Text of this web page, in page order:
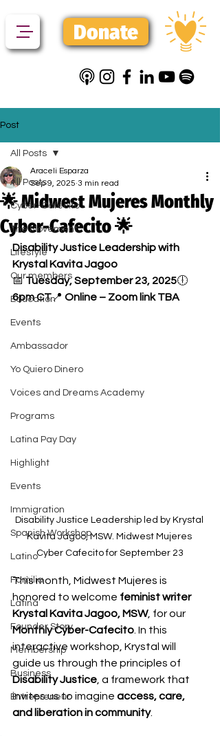
Donate
Post
All Posts
Cyber-Cafecito
The Movement
Lifestyle
Our members
Education
Events
Ambassador
Yo Quiero Dinero
Voices and Dreams Academy
Programs
Latina Pay Day
Highlight
Events
Immigration
Spanish Workshop
Latino
Familia
Latina
Founder Story
Membership
Business
Entrepreneur
All Posts
🌟 Midwest Mujeres Monthly
Cyber-Cafecito 🌟
Araceli Esparza
Sep 9, 2025 3 min read
Disability Justice Leadership with
Krystal Kavita Jagoo
📅 Tuesday, September 23, 2025🕕
6pm CT📍 Online – Zoom link TBA
Disability Justice Leadership led by Krystal
Kavita Jagoo, MSW. Midwest Mujeres
Cyber Cafecito for September 23
This month, Midwest Mujeres is
honored to welcome feminist writer
Krystal Kavita Jagoo, MSW, for our
Monthly Cyber-Cafecito . In this
interactive workshop, Krystal will
guide us through the principles of
Disability Justice , a framework that
invites us to imagine access, care,
and liberation in community.